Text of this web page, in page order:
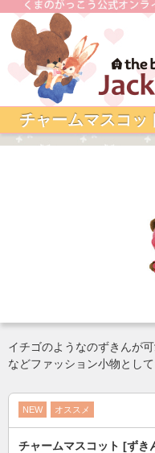
チャームマスコ
イチゴのようなのずきんが
などファッション小物とし
NEW オススメ
チャームマスコット [ずき